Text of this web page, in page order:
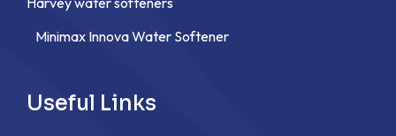
Minimax Innova Water Softener
Useful Links